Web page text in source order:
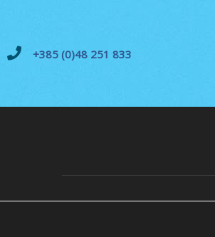
+385 (0)48 251 833